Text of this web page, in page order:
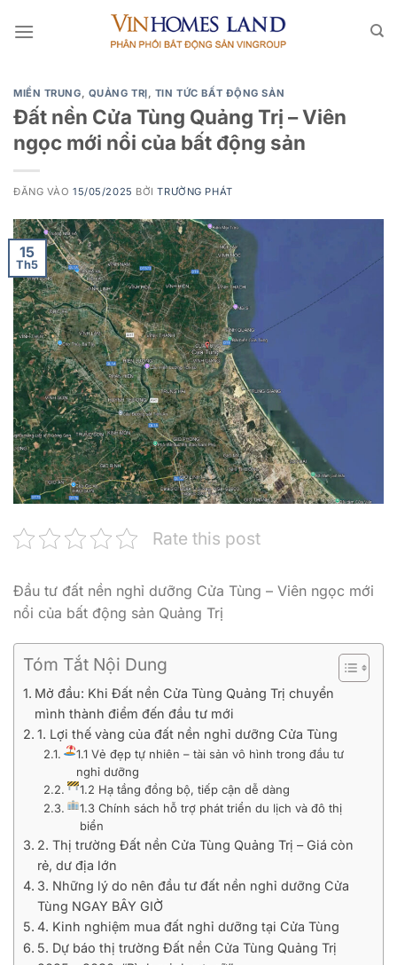
qua
MIỀN TRUNG, QUẢNG TRỊ, TIN TỨC BẤT ĐỘNG SẢN
Đất nền Cửa Tùng Quảng Trị – Viên
ngọc mới nổi của bất động sản
ĐĂNG VÀO15/05/2025 BỞITRƯỜNG PHÁT
15
Th5
Rate this post
Đầu tư đất nền nghỉ dưỡng Cửa Tùng – Viên ngọc mới
nổi của bất động sản Quảng Trị
Tóm Tắt Nội Dung
Mở đầu: Khi Đất nền Cửa Tùng Quảng Trị chuyển
mình thành điểm đến đầu tư mới
1. Lợi thế vàng của đất nền nghỉ dưỡng Cửa Tùng
1.1 Vẻ đẹp tự nhiên – tài sản vô hình trong đầu tư
nghỉ dưỡng
1.2 Hạ tầng đồng bộ, tiếp cận dễ dàng
1.3 Chính sách hỗ trợ phát triển du lịch và đô thị
biển
2. Thị trường Đất nền Cửa Tùng Quảng Trị – Giá còn
rẻ, dư địa lớn
3. Những lý do nên đầu tư đất nền nghỉ dưỡng Cửa
Tùng NGAY BÂY GIỜ
4. Kinh nghiệm mua đất nghỉ dưỡng tại Cửa Tùng
5. Dự báo thị trường Đất nền Cửa Tùng Quảng Trị